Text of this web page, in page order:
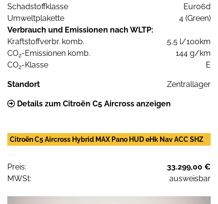
Schadstoffklasse
Euro6d
Umweltplakette
4 (Green)
Verbrauch und Emissionen nach WLTP:
Kraftstoffverbr. komb.
5,5 l/100km
CO2-Emissionen komb.
144 g/km
CO2-Klasse E
Standort Zentrallager
Details zum Citroën C5 Aircross anzeigen
Citroën C5 Aircross Hybrid MAX Pano HUD eHk Nav ACC SHZ
Preis:
33.299,00 €
MWSt:
ausweisbar